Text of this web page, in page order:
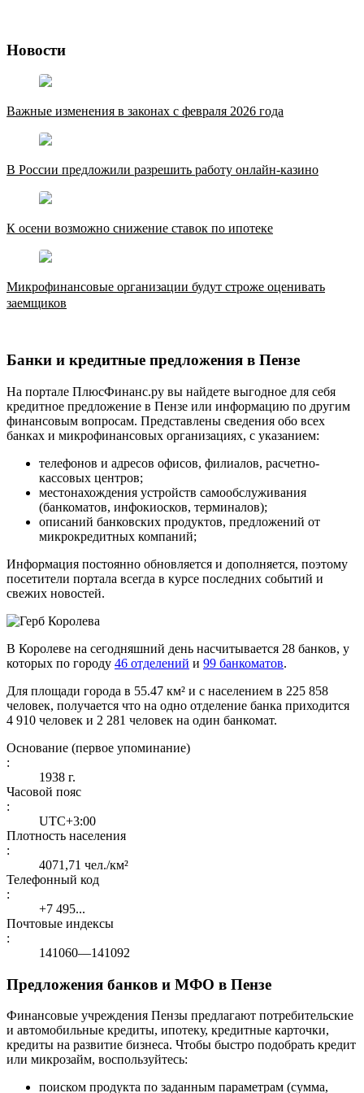
Новости
Важные изменения в законах с февраля 2026 года
В России предложили разрешить работу онлайн-казино
К осени возможно снижение ставок по ипотеке
Микрофинансовые организации будут строже оценивать
заемщиков
Банки и кредитные предложения в Пензе
На портале ПлюсФинанс.ру вы найдете выгодное для себя
кредитное предложение в Пензе или информацию по другим
финансовым вопросам. Представлены сведения обо всех
банках и микрофинансовых организациях, с указанием:
телефонов и адресов офисов, филиалов, расчетно-
кассовых центров;
местонахождения устройств самообслуживания
(банкоматов, инфокиосков, терминалов);
описаний банковских продуктов, предложений от
микрокредитных компаний;
Информация постоянно обновляется и дополняется, поэтому
посетители портала всегда в курсе последних событий и
свежих новостей.
В Королеве на сегодняшний день насчитывается 28 банков, у
которых по городу 46 отделений и 99 банкоматов.
Для площади города в 55.47 км² и с населением в 225 858
человек, получается что на одно отделение банка приходится
4 910 человек и 2 281 человек на один банкомат.
Основание (первое упоминание)
:
1938 г.
Часовой пояс
:
UTC+3:00
Плотность населения
:
4071,71 чел./км²
Телефонный код
:
+7 495...
Почтовые индексы
:
141060—141092
Предложения банков и МФО в Пензе
Финансовые учреждения Пензы предлагают потребительские
и автомобильные кредиты, ипотеку, кредитные карточки,
кредиты на развитие бизнеса. Чтобы быстро подобрать кредит
или микрозайм, воспользуйтесь:
поиском продукта по заданным параметрам (сумма,